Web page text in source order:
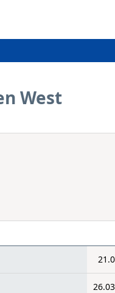
West